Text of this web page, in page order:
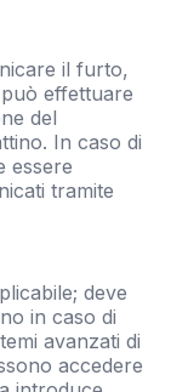
il furto,
effettuare
del
In caso di
essere
tramite
deve
in caso di
avanzati di
accedere